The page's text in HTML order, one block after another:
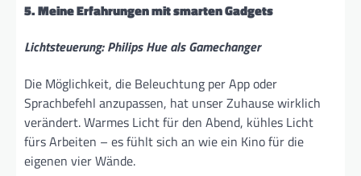
5. Meine Erfahrungen mit smarten Gadgets
Lichtsteuerung: Philips Hue als Gamechanger
Die Möglichkeit, die Beleuchtung per App oder
Sprachbefehl anzupassen, hat unser Zuhause wirklich
verändert. Warmes Licht für den Abend, kühles Licht
fürs Arbeiten – es fühlt sich an wie ein Kino für die
eigenen vier Wände.